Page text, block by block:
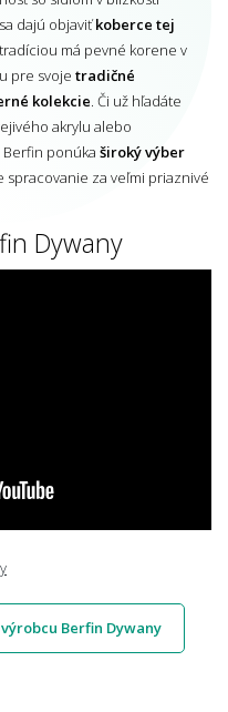
dajú objaviťkoberce tej
má pevné korene v
pre svoje tradičné
kolekcie. Či už hľadáte
akrylu alebo
ponúka široký výber
spracovanie za veľmi priaznivé
Dywany
Berfin Dywany